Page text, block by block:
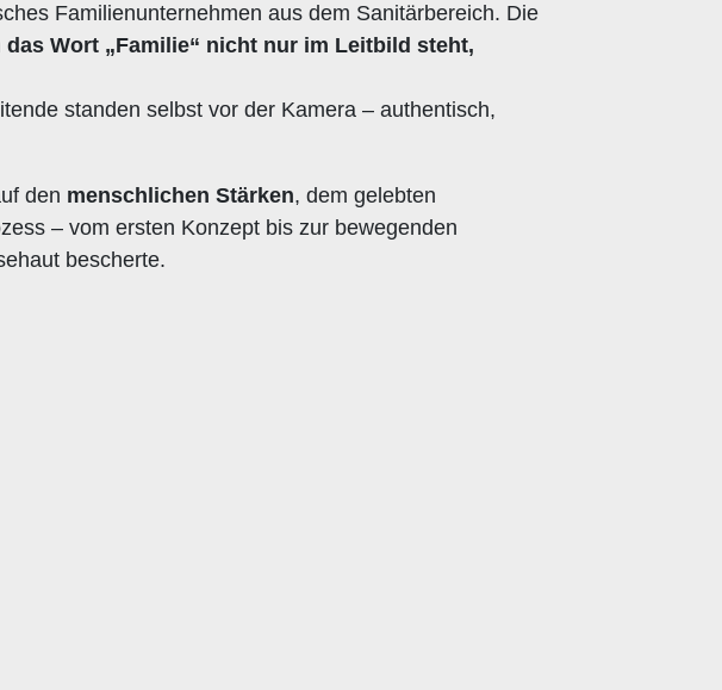
Familienunternehmen aus dem Sanitärbereich. Die
Wort „Familie“ nicht nur im Leitbild steht,
standen selbst vor der Kamera – authentisch,
den menschlichen Stärken, dem gelebten
– vom ersten Konzept bis zur bewegenden
bescherte.